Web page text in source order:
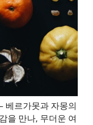
베르가못과 자몽의
을 만나, 무더운 여